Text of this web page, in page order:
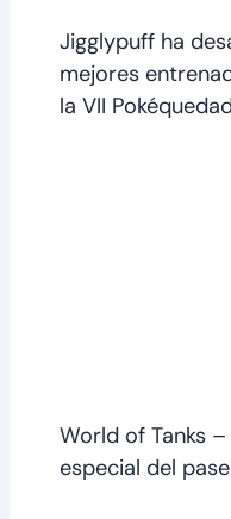
Jigglypuff ha
mejores
la VII
World of Tanks
especial del